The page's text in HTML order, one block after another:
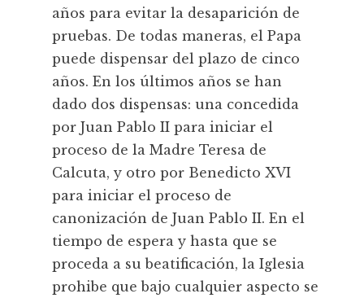
años para evitar la desaparición de
pruebas. De todas maneras, el Papa
puede dispensar del plazo de cinco
años. En los últimos años se han
dado dos dispensas: una concedida
por Juan Pablo II para iniciar el
proceso de la Madre Teresa de
Calcuta, y otro por Benedicto XVI
para iniciar el proceso de
canonización de Juan Pablo II. En el
tiempo de espera y hasta que se
proceda a su beatificación, la Iglesia
prohibe que bajo cualquier aspecto se